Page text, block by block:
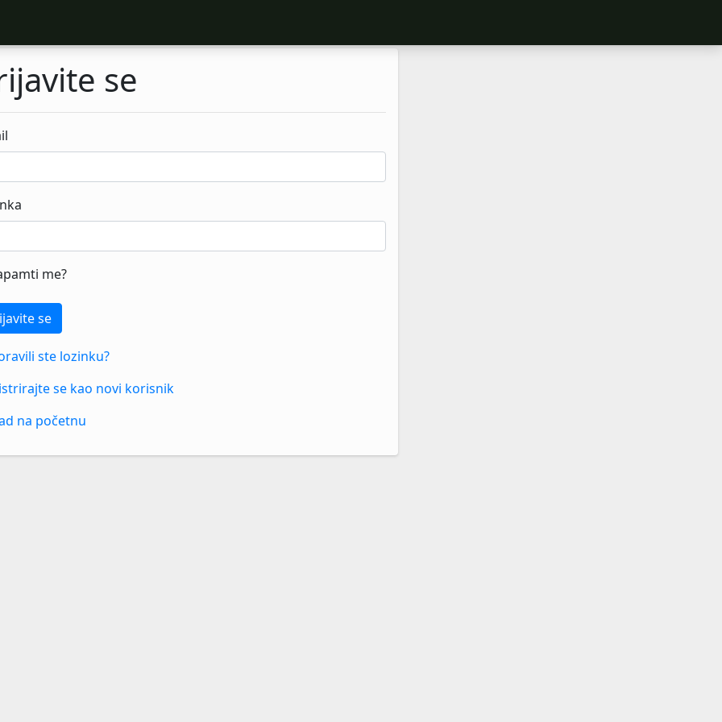
se
me?
se
ste lozinku?
se kao novi korisnik
na početnu